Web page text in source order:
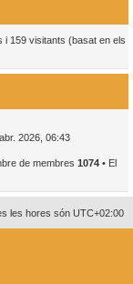
159 visitants (basat en els
2026, 06:43
de membres 1074 • El
les hores són UTC+02:00